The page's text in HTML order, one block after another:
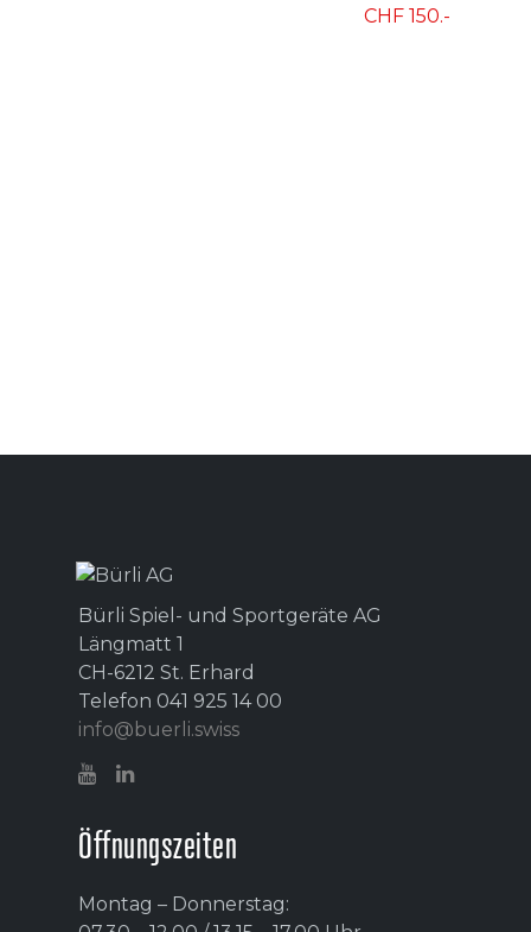
Bürli Spiel- und Sportgeräte AG
Längmatt 1
CH-6212 St. Erhard
Telefon 041 925 14 00
info@buerli.swiss
Öffnungszeiten
Montag – Donnerstag: